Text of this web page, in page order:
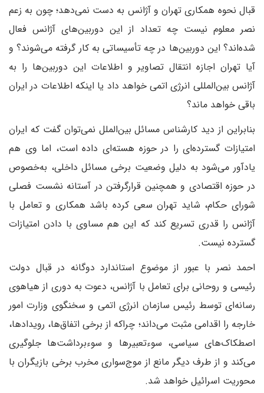
قبال نحوه همکاری تهران و آژانس به دست نمی‌دهد؛ چون به زعم
نصر معلوم نیست چه تعداد از این دوربین‌های آژانس فعال
شده‌اند؟ این دوربین‌ها در چه تأسیساتی به کار گرفته می‌شوند؟ و
آیا تهران اجازه انتقال تصاویر و اطلاعات این دوربین‌ها را به
آژانس بین‌المللی انرژی اتمی خواهد داد ‌یا اینکه اطلاعات در ایران
باقی خواهد ماند؟
بنابراین از دید کارشناس مسائل بین‌الملل نمی‌توان گفت که ایران
امتیازات گسترده‌ای را در حوزه هسته‌ای داده است، اما وی هم
یادآور می‌شود به دلیل وضعیت برخی مسائل داخلی، به‌خصوص
در حوزه اقتصادی و همچنین قرار‌گرفتن در آستانه نشست فصلی
شورای حکام، شاید تهران سعی کرده باشد همکاری و تعامل با
آژانس را قدری تسریع کند که این هم مساوی با دادن امتیازات
گسترده نیست.
احمد نصر با عبور از موضوع استاندارد دوگانه در قبال دولت
رئیسی و روحانی برای تعامل با آژانس، دعوت به دوری از هیاهوی
رسانه‌ای توسط رئیس سازمان انرژی اتمی و سخنگوی وزارت امور
خارجه را اقدامی مثبت می‌داند؛ چرا‌که از برخی اتفاق‌ها، رویداد‌ها،
اصطکاک‌های سیاسی، سوء‌‌تعبیر‌ها و سوء‌برداشت‌ها جلوگیری
می‌کند و از طرف دیگر مانع از موج‌سواری مخرب برخی بازیگران با
محوریت اسرائیل خواهد شد.